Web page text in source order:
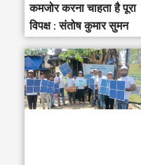
कमजोर करना चाहता है पूरा
विपक्ष : संतोष कुमार सुमन